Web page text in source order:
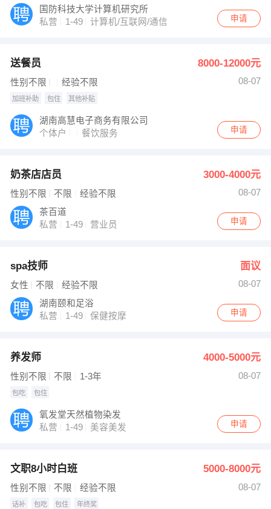
国防科技大学计算机研究所
私营
1-49 计算机/互联网/通信 申请
送餐员 8000-12000元
性别不限 经验不限 08-07
加班补助 包住 其他补贴
湖南高慧电子商务有限公司
个体户
餐饮服务 申请
奶茶店店员 3000-4000元
性别不限 不限 经验不限
08-07
茶百道
私营
1-49 营业员 申请
spa技师 面议
女性 不限 经验不限
08-07
湖南颐和足浴
私营
1-49 保健按摩 申请
养发师 4000-5000元
性别不限 不限 1-3年 08-07
包吃 包住
氧发堂天然植物染发
私营
1-49 美容美发 申请
文职8小时白班 5000-8000元
性别不限 不限 经验不限 08-07
话补 包吃 包住 年终奖